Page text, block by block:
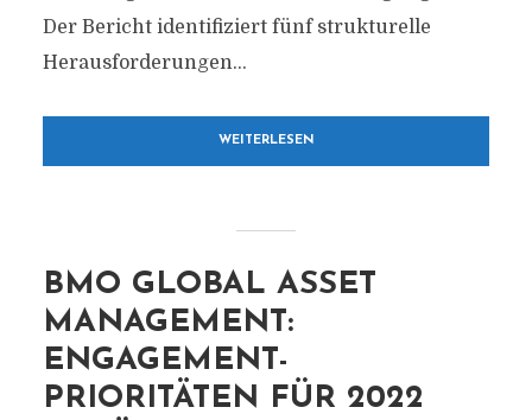
Der Bericht identifiziert fünf strukturelle
Herausforderungen...
WEITERLESEN
BMO GLOBAL ASSET
MANAGEMENT:
ENGAGEMENT-
PRIORITÄTEN FÜR 2022